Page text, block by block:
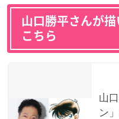
山口勝平さんが
こちら